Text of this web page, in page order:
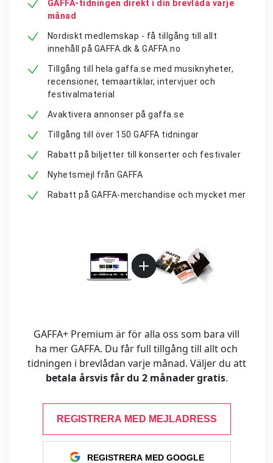
GAFFA-tidningen direkt i din brevlåda varje
månad
Nordiskt medlemskap - få tillgång till allt
innehåll på GAFFA.dk & GAFFA.no
Tillgång till hela gaffa.se med musiknyheter,
recensioner, temaartiklar, intervjuer och
festivalmaterial
Avaktivera annonser på gaffa.se
Tillgång till över 150 GAFFA tidningar
Rabatt på biljetter till konserter och festivaler
Nyhetsmejl från GAFFA
Rabatt på GAFFA-merchandise och mycket mer
GAFFA+ Premium är för alla oss som bara vill
ha mer GAFFA. Du får full tillgång till allt och
tidningen i brevlådan varje månad. Väljer du att
betala årsvis får du 2 månader gratis.
REGISTRERA MED MEJLADRESS
REGISTRERA MED GOOGLE